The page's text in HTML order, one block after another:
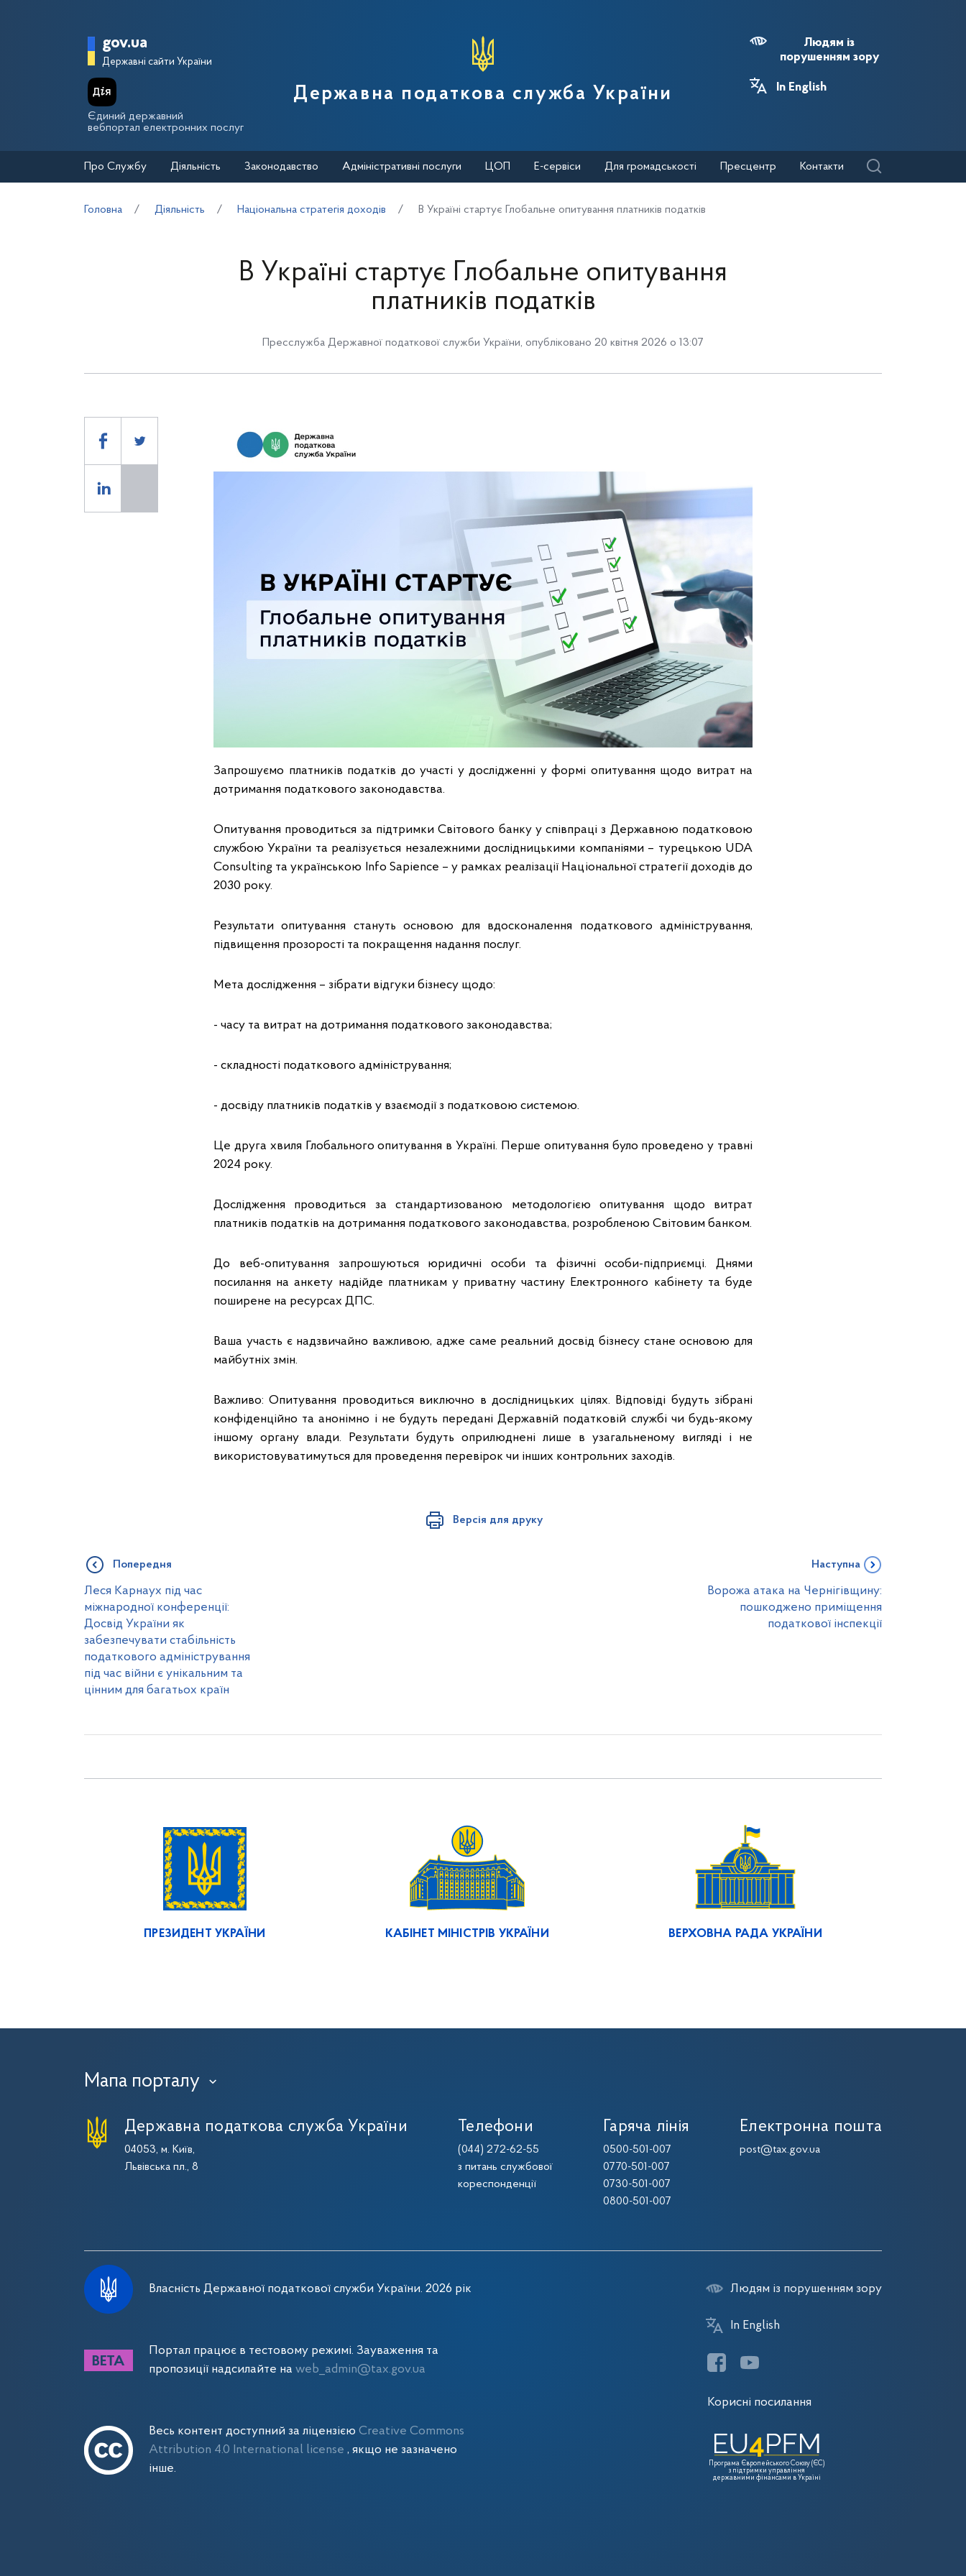
Головна сторінка Державної податкової служби України
gov.ua
Державні сайти України
Єдиний державний
вебпортал електронних послуг
Державна податкова служба України
Людям із
порушенням зору
In English
Про Службу Діяльність Законодавство Адміністративні послуги ЦОП Е-сервіси Для громадськості Пресцентр Контакти
Головна Діяльність Національна стратегія доходів В Україні стартує Глобальне опитування платників податків
В Україні стартує Глобальне опитування
платників податків
Пресслужба Державної податкової служби України, опубліковано 20 квітня 2026 о 13:07
Запрошуємо платників податків до участі у дослідженні у формі опитування щодо витрат на
дотримання податкового законодавства.
Опитування проводиться за підтримки Світового банку у співпраці з Державною податковою
службою України та реалізується незалежними дослідницькими компаніями – турецькою UDA
Consulting та українською Info Sapience – у рамках реалізації Національної стратегії доходів до
2030 року.
Результати опитування стануть основою для вдосконалення податкового адміністрування,
підвищення прозорості та покращення надання послуг.
Мета дослідження – зібрати відгуки бізнесу щодо:
- часу та витрат на дотримання податкового законодавства;
- складності податкового адміністрування;
- досвіду платників податків у взаємодії з податковою системою.
Це друга хвиля Глобального опитування в Україні. Перше опитування було проведено у травні
2024 року.
Дослідження проводиться за стандартизованою методологією опитування щодо витрат
платників податків на дотримання податкового законодавства, розробленою Світовим банком.
До веб-опитування запрошуються юридичні особи та фізичні особи-підприємці. Днями
посилання на анкету надійде платникам у приватну частину Електронного кабінету та буде
поширене на ресурсах ДПС.
Ваша участь є надзвичайно важливою, адже саме реальний досвід бізнесу стане основою для
майбутніх змін.
Важливо: Опитування проводиться виключно в дослідницьких цілях. Відповіді будуть зібрані
конфіденційно та анонімно і не будуть передані Державній податковій службі чи будь-якому
іншому органу влади. Результати будуть оприлюднені лише в узагальненому вигляді і не
використовуватимуться для проведення перевірок чи інших контрольних заходів.
Версія для друку
Попередня
Леся Карнаух під час
міжнародної конференції:
Досвід України як
забезпечувати стабільність
податкового адміністрування
під час війни є унікальним та
цінним для багатьох країн
Наступна
Ворожа атака на Чернігівщину:
пошкоджено приміщення
податкової інспекції
ПРЕЗИДЕНТ УКРАЇНИ КАБІНЕТ МІНІСТРІВ УКРАЇНИ ВЕРХОВНА РАДА УКРАЇНИ
Мапа порталу ›
Державна податкова служба України
04053, м. Київ,
Львівська пл., 8
Телефони
(044) 272-62-55
з питань службової
кореспонденції
Гаряча лінія
0500-501-007
0770-501-007
0730-501-007
0800-501-007
Електронна пошта
post@tax.gov.ua
Власність Державної податкової служби України. 2026 рік
Портал працює в тестовому режимі. Зауваження та
пропозиції надсилайте на web_admin@tax.gov.ua
Весь контент доступний за ліцензією Creative Commons
Attribution 4.0 International license , якщо не зазначено
інше.
Людям із порушенням зору
In English
Корисні посилання
Програма Європейського Союзу (ЄС)
з підтримки управління
державними фінансами в Україні